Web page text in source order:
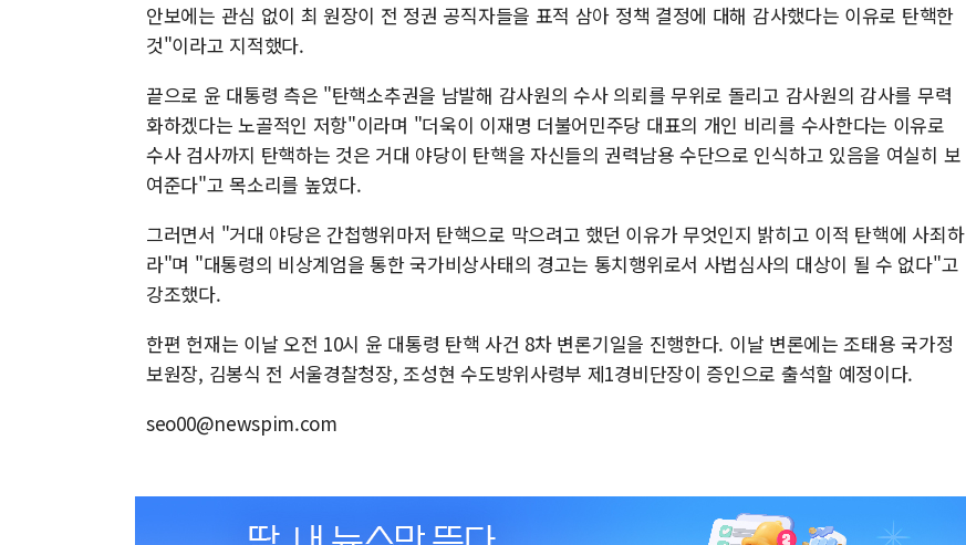
안보에는 관심 없이 최 원장이 전 정권 공직자들을 표적 삼아 정책 결정에 대해 감사했다는 이유로 탄핵한
것"이라고 지적했다.
끝으로 윤 대통령 측은 "탄핵소추권을 남발해 감사원의 수사 의뢰를 무위로 돌리고 감사원의 감사를 무력
화하겠다는 노골적인 저항"이라며 "더욱이 이재명 더불어민주당 대표의 개인 비리를 수사한다는 이유로
수사 검사까지 탄핵하는 것은 거대 야당이 탄핵을 자신들의 권력남용 수단으로 인식하고 있음을 여실히 보
여준다"고 목소리를 높였다.
그러면서 "거대 야당은 간첩행위마저 탄핵으로 막으려고 했던 이유가 무엇인지 밝히고 이적 탄핵에 사죄하
라"며 "대통령의 비상계엄을 통한 국가비상사태의 경고는 통치행위로서 사법심사의 대상이 될 수 없다"고
강조했다.
한편 헌재는 이날 오전 10시 윤 대통령 탄핵 사건 8차 변론기일을 진행한다. 이날 변론에는 조태용 국가정
보원장, 김봉식 전 서울경찰청장, 조성현 수도방위사령부 제1경비단장이 증인으로 출석할 예정이다.
seo00@newspim.com